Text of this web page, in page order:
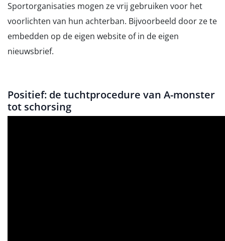
Sportorganisaties mogen ze vrij gebruiken voor het
voorlichten van hun achterban. Bijvoorbeeld door ze te
embedden op de eigen website of in de eigen
nieuwsbrief.
Positief: de tuchtprocedure van A-monster
tot schorsing